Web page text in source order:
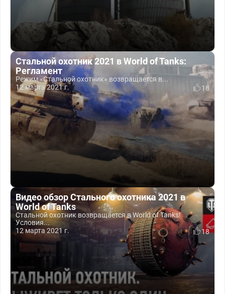
Стальной охотник 2021 в World of Tanks:
Регламент
Режим «Стальной охотник» возвращается в...
12 марта 2021 г.
18
Видео обзор Стального охотника 2021 в
World of Tanks
Стальной охотник возвращается в World of Tanks!
Условия...
12 марта 2021 г.
18